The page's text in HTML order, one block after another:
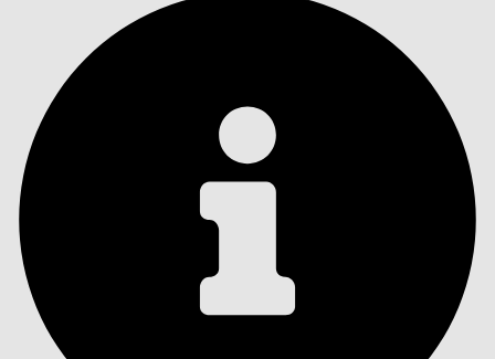
Table des matières
TABLE DES MATIÈRES